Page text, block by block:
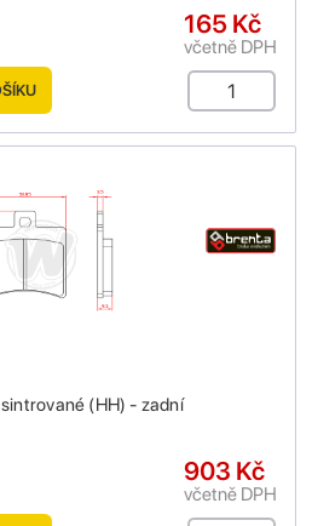
165 Kč
včetně DPH
(HH) - zadní
903 Kč
včetně DPH